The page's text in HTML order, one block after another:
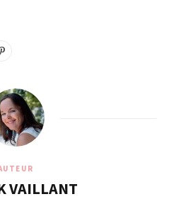
VAILLANT